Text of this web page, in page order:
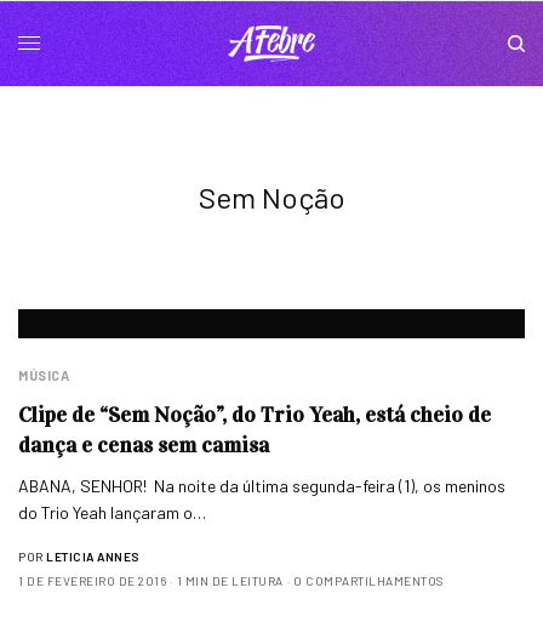
Sem Noção
MÚSICA
Clipe de “Sem Noção”, do Trio Yeah, está cheio de
dança e cenas sem camisa
ABANA, SENHOR! Na noite da última segunda-feira (1), os meninos
do Trio Yeah lançaram o…
POR LETICIA ANNES
1 DE FEVEREIRO DE 2016
1 MIN DE LEITURA 0 COMPARTILHAMENTOS